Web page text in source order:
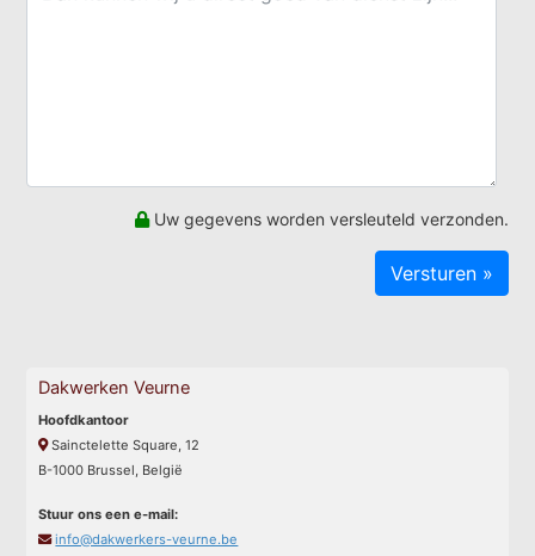
Uw gegevens worden versleuteld verzonden.
Dakwerken Veurne
Hoofdkantoor
Sainctelette Square, 12
B-1000 Brussel, België
Stuur ons een e-mail:
info@dakwerkers-veurne.be